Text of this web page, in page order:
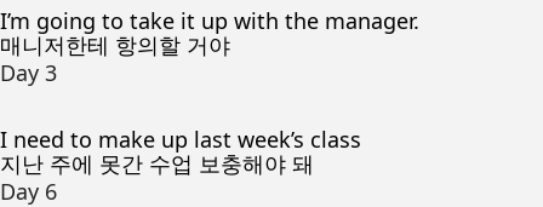
I’m going to take it up with the manager.
매니저한테 항의할 거야
Day 3
I need to make up last week’s class
지난 주에 못간 수업 보충해야 돼
Day 6